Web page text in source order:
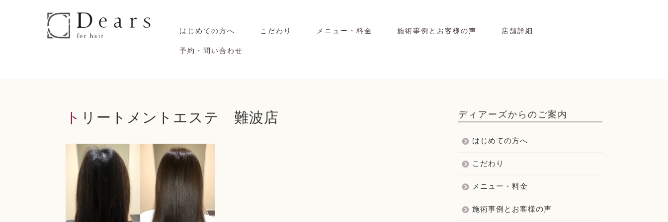
はじめての方へ こだわり メニュー・料金 施術事例とお客様の声 店舗詳細
予約・問い合わせ
トリートメントエステ 難波店 ディアーズからのご案内
はじめての方へ
こだわり
メニュー・料金
施術事例とお客様の声